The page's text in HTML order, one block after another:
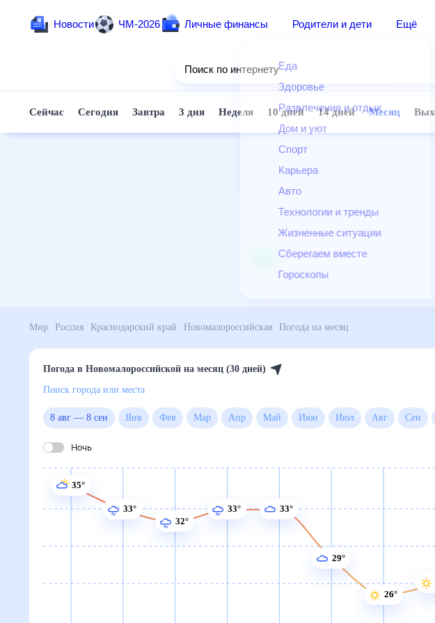
Новости ЧМ-2026 Личные финансы Родители и дети Ещё
Еда
Здоровье
Развлечения и отдых
Дом и уют
Спорт
Карьера
Авто
Технологии и тренды
Жизненные ситуации
Сберегаем вместе
Гороскопы
Поиск по интернету
Сейчас Сегодня Завтра 3 дня Неделя 10 дней 14 дней Месяц
Мир Россия Краснодарский край Новомалороссийская Погода на месяц
Погода в Новомалороссийской на месяц (30 дней)
Поиск города или места
8 авг— 8 сен Янв Фев Мар Апр Май Июн Июл Авг
Ночь
35°
33°
32°
33° 33°
29°
26°